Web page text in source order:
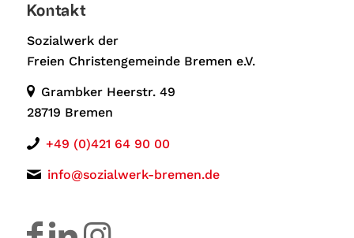
Kontakt
Sozialwerk der
Freien Christengemeinde Bremen e.V.
Grambker Heerstr. 49
28719 Bremen
+49 (0)421 64 90 00
info@sozialwerk-bremen.de